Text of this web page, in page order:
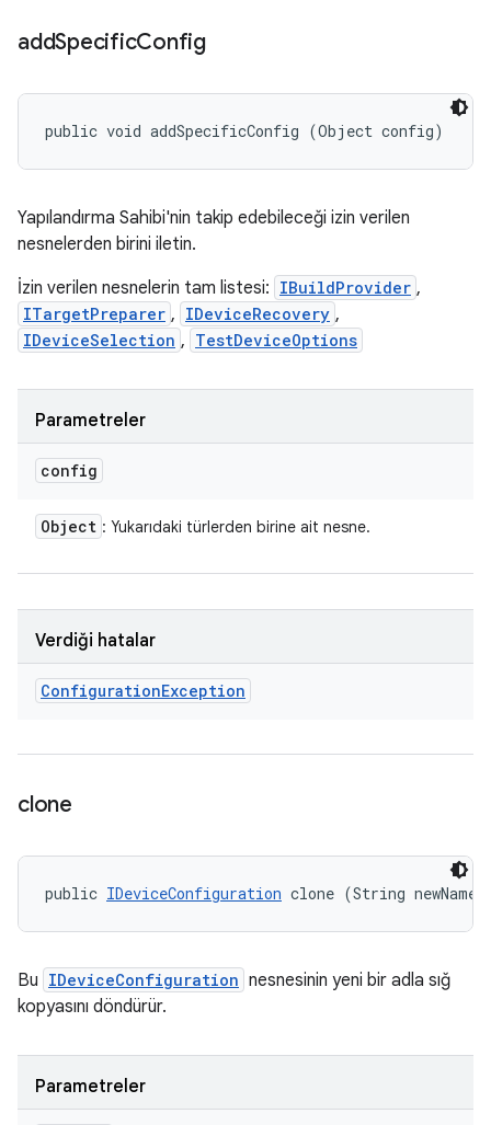
addSpecificConfig
public void addSpecificConfig (Object config)
Yapılandırma Sahibi'nin takip edebileceği izin verilen
nesnelerden birini iletin.
İzin verilen nesnelerin tam listesi: IBuildProvider ,
ITargetPreparer , IDeviceRecovery ,
IDeviceSelection , TestDeviceOptions
Parametreler
config
Object : Yukarıdaki türlerden birine ait nesne.
Verdiği hatalar
ConfigurationException
clone
public IDeviceConfiguration clone (String newName)
Bu IDeviceConfiguration nesnesinin yeni bir adla sığ
kopyasını döndürür.
Parametreler